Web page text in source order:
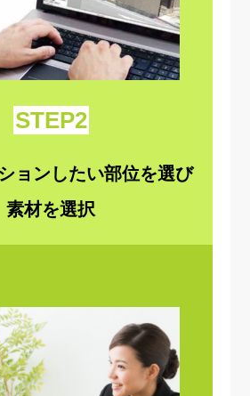
STEP2
ョンしたい部位を選び
素材を選択